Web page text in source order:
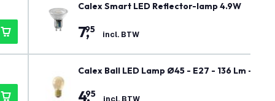
Calex Smart LED Reflector-lamp 4.9W
7,
95 incl. BTW
Calex Ball LED Lamp Ø45 - E27 - 136 Lm -
4,
95